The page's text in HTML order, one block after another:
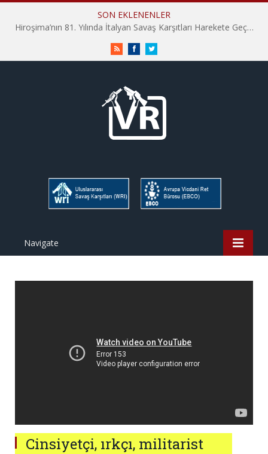
SON EKLENENLER
Hiroşima’nın 81. Yılında İtalyan Savaş Karşıtları Harekete Geçti: “Hatırlamak yeterli değil”
RSS FacebookTwitter
Navigate
Cinsiyetçi, ırkçı, militarist